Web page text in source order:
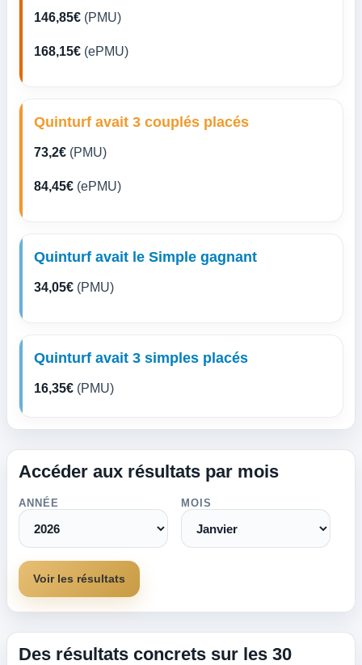
146,85€ (PMU)
168,15€ (ePMU)
Quinturf avait 3 couplés placés
73,2€ (PMU)
84,45€ (ePMU)
Quinturf avait le Simple gagnant
34,05€ (PMU)
Quinturf avait 3 simples placés
16,35€ (PMU)
Accéder aux résultats par mois
ANNÉE MOIS
Voir les résultats
Des résultats concrets sur les 30